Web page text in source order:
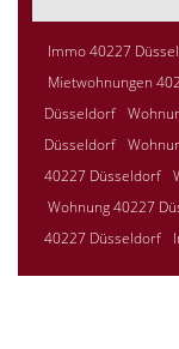
Immo 40227
Mietwohnungen
Düsseldorf
Düsseldorf
40227 Düsseldorf
Wohnung 40227
40227 Düsseldorf